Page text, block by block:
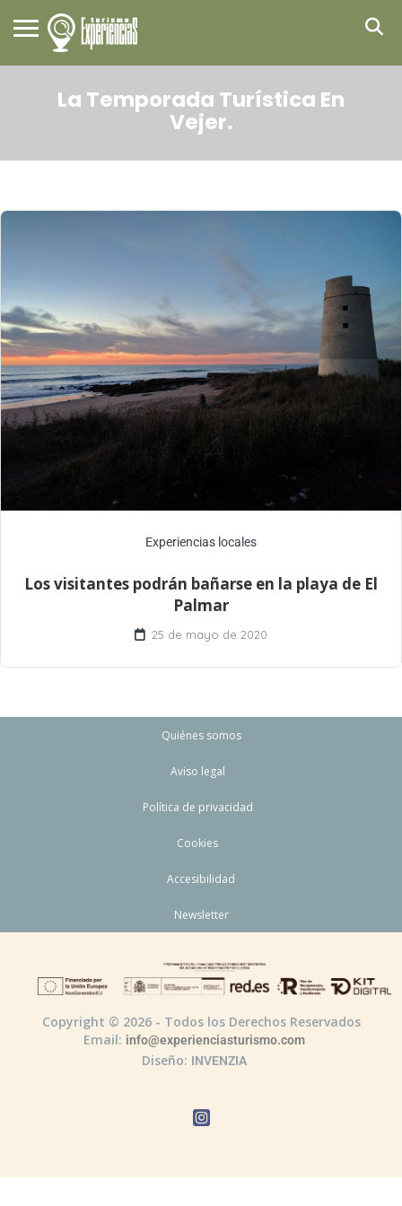
La Temporada Turística En
Vejer.
Experiencias locales
Los visitantes podrán bañarse en la playa de El
Palmar
25 de mayo de 2020
Quiénes somos
Aviso legal
Política de privacidad
Cookies
Accesibilidad
Newsletter
Copyright © 2026 - Todos los Derechos Reservados
Email: info@experienciasturismo.com
Diseño: INVENZIA